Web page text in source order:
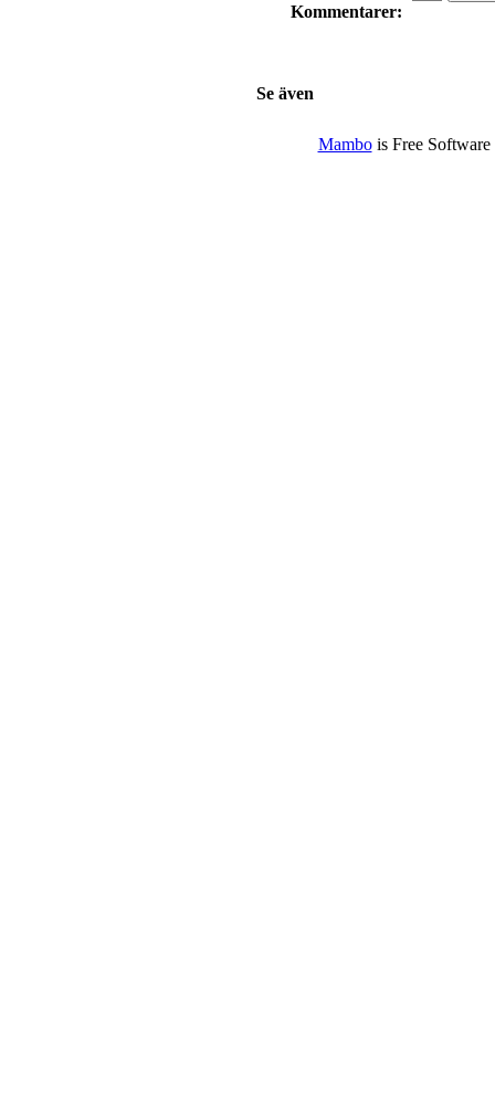
Kommentarer:
Se även
Mambois Free Software